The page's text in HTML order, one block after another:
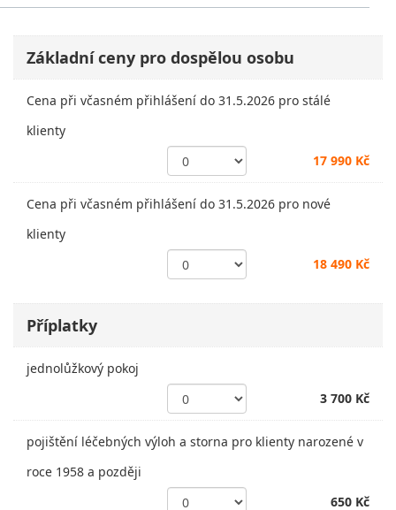
Základní ceny pro dospělou osobu
Cena při včasném přihlášení do 31.5.2026 pro stálé
klienty
17 990 Kč
Cena při včasném přihlášení do 31.5.2026 pro nové
klienty
18 490 Kč
Příplatky
jednolůžkový pokoj
3 700 Kč
pojištění léčebných výloh a storna pro klienty narozené v
roce 1958 a později
650 Kč